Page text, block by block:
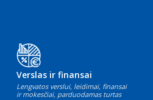
Verslas ir finansai
Lengvatos verslui, leidimai, finansai
ir mokesčiai, parduodamas turtas